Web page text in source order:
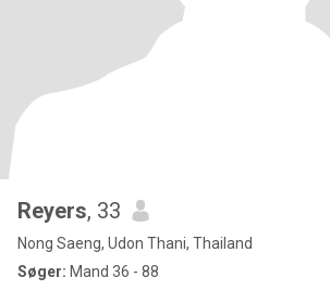
Reyers, 33
Nong Saeng, Udon Thani, Thailand
Søger: Mand 36 - 88